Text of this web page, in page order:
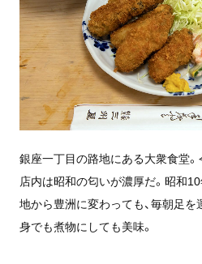
銀座一丁目の路地にある大衆食堂。
店内は昭和の匂いが濃厚だ。昭和
地から豊洲に変わっても、毎朝足を
身でも煮物にしても美味。